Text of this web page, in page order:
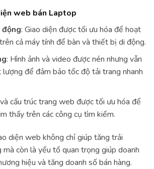
web bán Laptop
: Giao diện được tối ưu hóa để hoạt
cả máy tính để bàn và thiết bị di động.
: Hình ảnh và video được nén nhưng vẫn
lượng để đảm bảo tốc độ tải trang nhanh
cấu trúc trang web được tối ưu hóa để
thấy trên các công cụ tìm kiếm.
diện web không chỉ giúp tăng trải
mà còn là yếu tố quan trọng giúp doanh
hiệu và tăng doanh số bán hàng.